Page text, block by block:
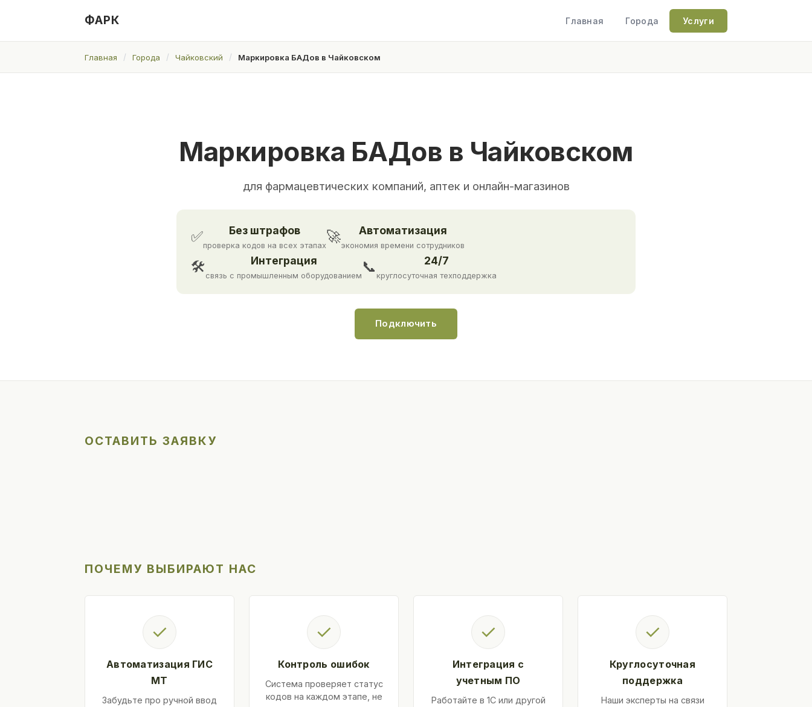
ФАРК Главная Города Услуги
Главная Города Чайковский Маркировка БАДов в Чайковском
Маркировка БАДов в Чайковском
для фармацевтических компаний, аптек и онлайн-магазинов
✅ Без штрафов
проверка кодов на всех этапах
🚀 Автоматизация
экономия времени сотрудников
🛠 Интеграция
связь с промышленным оборудованием
📞 24/7
круглосуточная техподдержка
Подключить
ОСТАВИТЬ ЗАЯВКУ
ПОЧЕМУ ВЫБИРАЮТ НАС
✓
Автоматизация ГИС
МТ
Забудьте про ручной ввод
✓
Контроль ошибок
Система проверяет статус
кодов на каждом этапе, не
✓
Интеграция с
учетным ПО
Работайте в 1С или другой
✓
Круглосуточная
поддержка
Наши эксперты на связи